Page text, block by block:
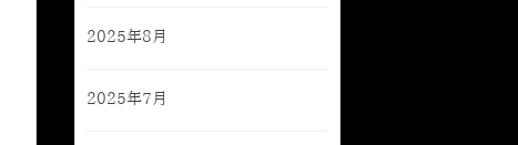
2025年8月
2025年7月